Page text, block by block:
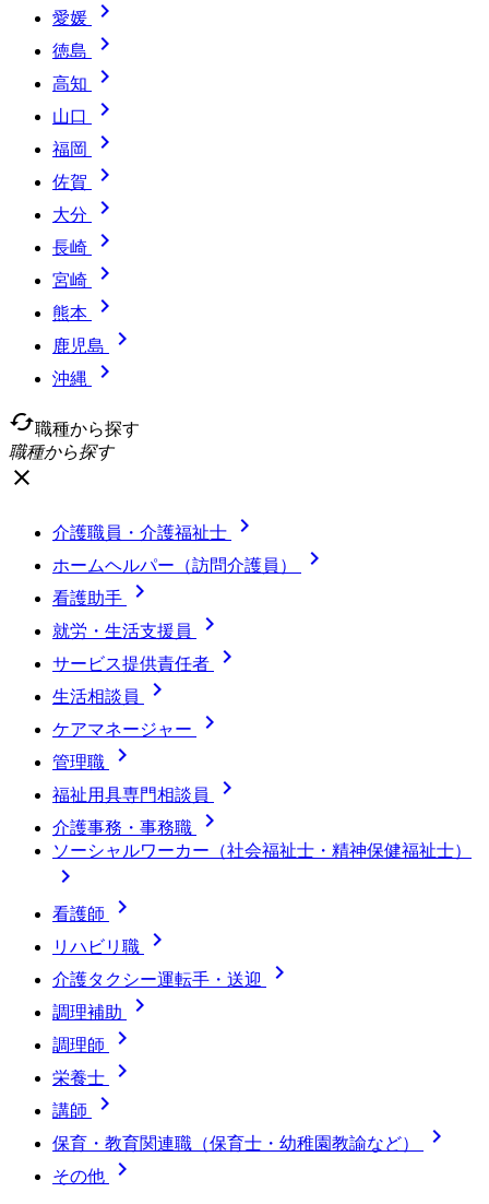
愛媛 
徳島 
高知 
山口 
福岡 
佐賀 
大分 
長崎 
宮崎 
熊本 
鹿児島 
沖縄

cached職種から探す
職種から探す
close
介護職員・介護福祉士 
ホームヘルパー（訪問介護員） 
看護助手 
就労・生活支援員 
サービス提供責任者 
生活相談員 
ケアマネージャー 
管理職 
福祉用具専門相談員 
介護事務・事務職 
ソーシャルワーカー（社会福祉士・精神保健福祉士）

看護師 
リハビリ職 
介護タクシー運転手・送迎 
調理補助 
調理師 
栄養士 
講師 
保育・教育関連職（保育士・幼稚園教諭など） 
その他
